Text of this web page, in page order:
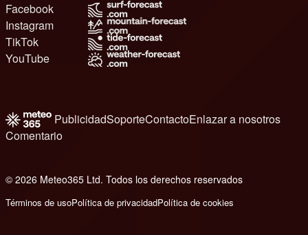
Facebook
Instagram
TikTok
YouTube
PublicidadSoporteContactoEnlazar a nosotros
Comentario
© 2026 Meteo365 Ltd. Todos los derechos reservados
Términos de usoPolítica de privacidadPolítica de cookies